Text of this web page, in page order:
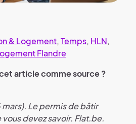
& Logement, Temps, HLN,
Flandre
article comme source ?
Le permis de bâtir
devez savoir. Flat.be.